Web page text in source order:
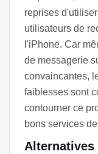
reprises
utilisateurs de
l'iPhone. Car
de messagerie
convaincantes,
faiblesses sont
contourner ce
bons services